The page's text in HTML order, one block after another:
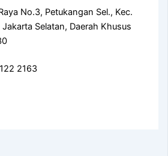
No.3, Petukangan Sel., Kec.
Selatan, Daerah Khusus
2163